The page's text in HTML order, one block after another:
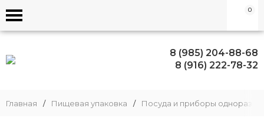
0
8 (985) 204-88-68
8 (916) 222-78-32
Главная / Пищевая упаковка / Посуда и приборы